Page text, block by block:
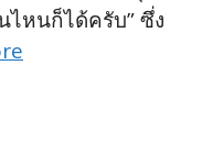
ไหนก็ได้ครับ” ซึ่ง